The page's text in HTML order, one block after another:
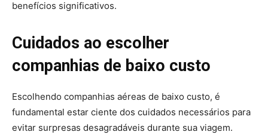
benefícios significativos.
Cuidados ao escolher
companhias de baixo custo
Escolhendo companhias aéreas de baixo custo, é
fundamental estar ciente dos cuidados necessários para
evitar surpresas desagradáveis durante sua viagem.